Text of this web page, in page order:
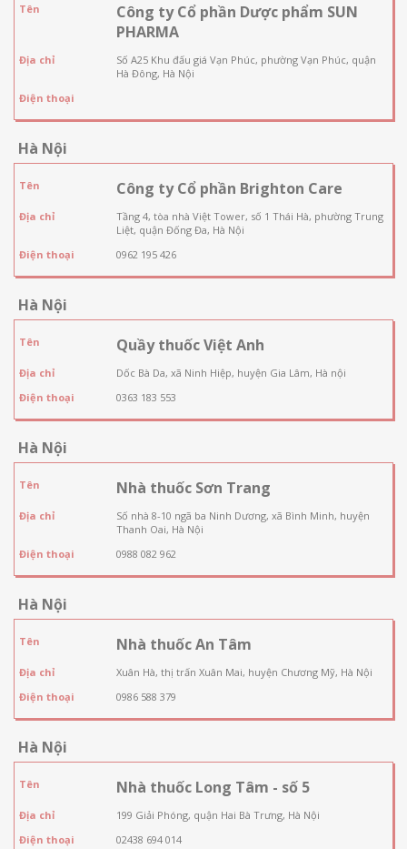
Tên
Công ty Cổ phần Dược phẩm SUN
PHARMA
Địa chỉ
Số A25 Khu đấu giá Vạn Phúc, phường Vạn Phúc, quận
Hà Đông, Hà Nội
Điện thoại
Hà Nội
Tên Công ty Cổ phần Brighton Care
Địa chỉ
Tầng 4, tòa nhà Việt Tower, số 1 Thái Hà, phường Trung
Liệt, quận Đống Đa, Hà Nội
Điện thoại
0962 195 426
Hà Nội
Tên Quầy thuốc Việt Anh
Địa chỉ
Dốc Bà Da, xã Ninh Hiệp, huyện Gia Lâm, Hà nội
Điện thoại
0363 183 553
Hà Nội
Tên Nhà thuốc Sơn Trang
Địa chỉ
Số nhà 8-10 ngã ba Ninh Dương, xã Bình Minh, huyện
Thanh Oai, Hà Nội
Điện thoại
0988 082 962
Hà Nội
Tên Nhà thuốc An Tâm
Địa chỉ
Xuân Hà, thị trấn Xuân Mai, huyện Chương Mỹ, Hà Nội
Điện thoại
0986 588 379
Hà Nội
Tên Nhà thuốc Long Tâm - số 5
Địa chỉ
199 Giải Phóng, quận Hai Bà Trưng, Hà Nội
Điện thoại
02438 694 014